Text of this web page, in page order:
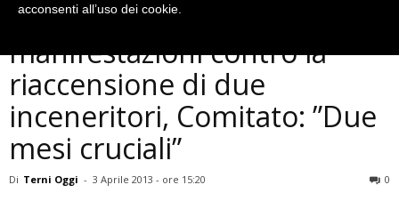
Terni, incontri e
manifestazioni contro la
riaccensione di due
inceneritori, Comitato: ”Due
mesi cruciali”
Di Terni Oggi - 3 Aprile 2013 - ore 15:20 0
acconsenti all’uso dei cookie.